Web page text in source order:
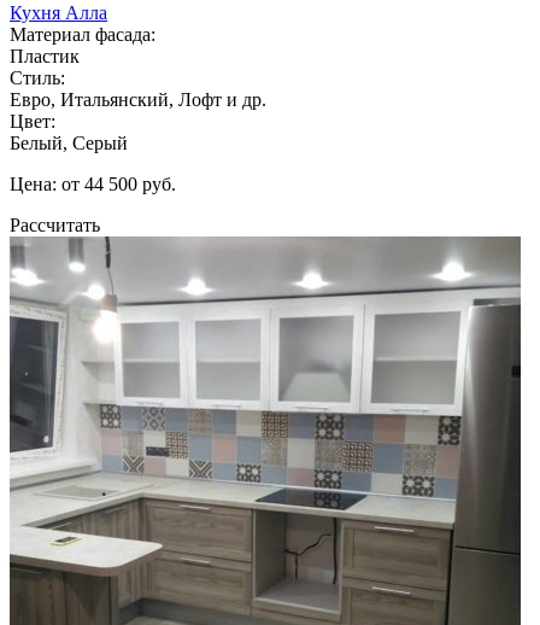
Кухня Алла
Материал фасада:
Пластик
Стиль:
Евро, Итальянский, Лофт и др.
Цвет:
Белый, Серый
Цена: от 44 500 руб.
Рассчитать